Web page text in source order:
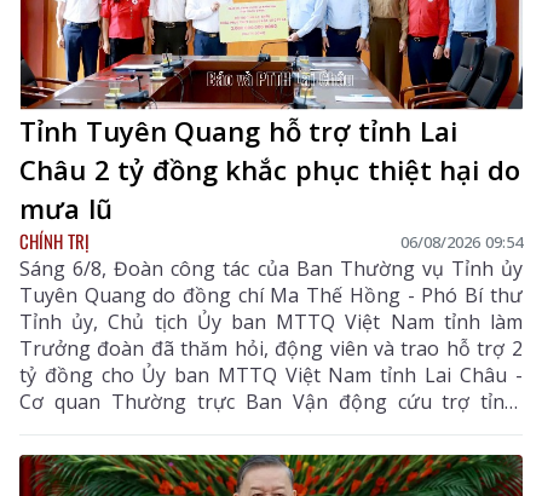
Tỉnh Tuyên Quang hỗ trợ tỉnh Lai
Châu 2 tỷ đồng khắc phục thiệt hại do
mưa lũ
CHÍNH TRỊ 06/08/2026 09:54
Sáng 6/8, Đoàn công tác của Ban Thường vụ Tỉnh ủy
Tuyên Quang do đồng chí Ma Thế Hồng - Phó Bí thư
Tỉnh ủy, Chủ tịch Ủy ban MTTQ Việt Nam tỉnh làm
Trưởng đoàn đã thăm hỏi, động viên và trao hỗ trợ 2
tỷ đồng cho Ủy ban MTTQ Việt Nam tỉnh Lai Châu -
Cơ quan Thường trực Ban Vận động cứu trợ tỉnh,
nhằm giúp nhân dân khắc phục hậu quả thiên tai, mưa
lũ, sạt lở đất, sớm ổn định cuộc sống.